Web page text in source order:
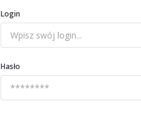
Login
Hasło